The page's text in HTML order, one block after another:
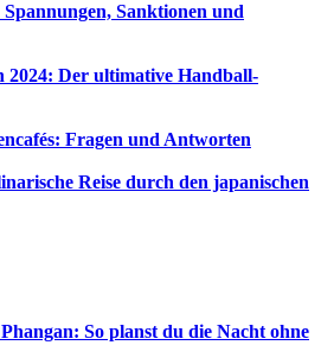
Sanktionen und
2024: Der ultimative Handball-
Fragen und Antworten
Reise durch den japanischen
So planst du die Nacht ohne